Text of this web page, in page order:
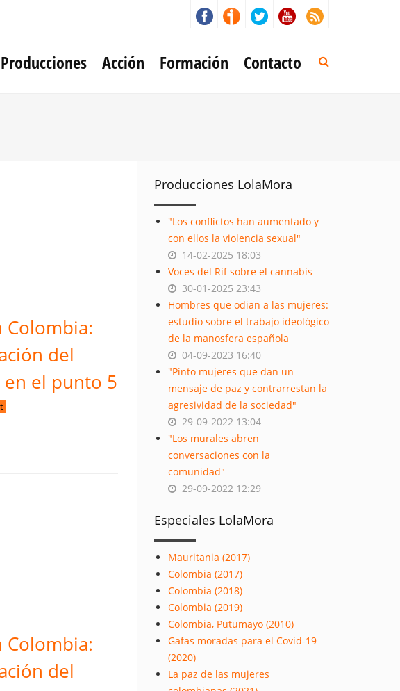
Producciones Acción Formación Contacto
Colombia:
del
el punto 5
Colombia:
del
Producciones LolaMora
"Los conflictos han aumentado y
con ellos la violencia sexual"
14-02-2025 18:03
Voces del Rif sobre el cannabis
30-01-2025 23:43
Hombres que odian a las mujeres:
estudio sobre el trabajo ideológico
de la manosfera española
04-09-2023 16:40
"Pinto mujeres que dan un
mensaje de paz y contrarrestan la
agresividad de la sociedad"
29-09-2022 13:04
"Los murales abren
conversaciones con la
comunidad"
29-09-2022 12:29
Especiales LolaMora
Mauritania (2017)
Colombia (2017)
Colombia (2018)
Colombia (2019)
Colombia, Putumayo (2010)
Gafas moradas para el Covid-19
(2020)
La paz de las mujeres